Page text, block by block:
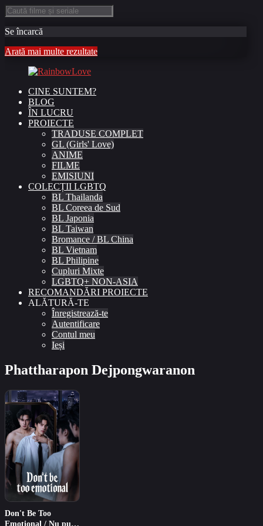
Se încarcă
Arată mai multe rezultate
CINE SUNTEM?
BLOG
ÎN LUCRU
PROIECTE
TRADUSE COMPLET
GL (Girls' Love)
ANIME
FILME
EMISIUNI
COLECȚII LGBTQ
BL Thailanda
BL Coreea de Sud
BL Japonia
BL Taiwan
Bromance / BL China
BL Vietnam
BL Philipine
Cupluri Mixte
LGBTQ+ NON-ASIA
RECOMANDĂRI PROIECTE
ALĂTURĂ-TE
Înregistrează-te
Autentificare
Contul meu
Ieși
Phattharapon Dejpongwaranon
Don't Be Too
Emotional / Nu pune